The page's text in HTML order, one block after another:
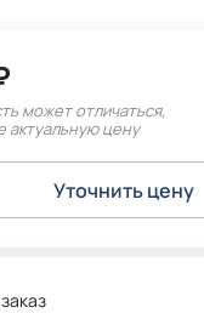
может отличаться,
актуальную цену
Уточнить цену